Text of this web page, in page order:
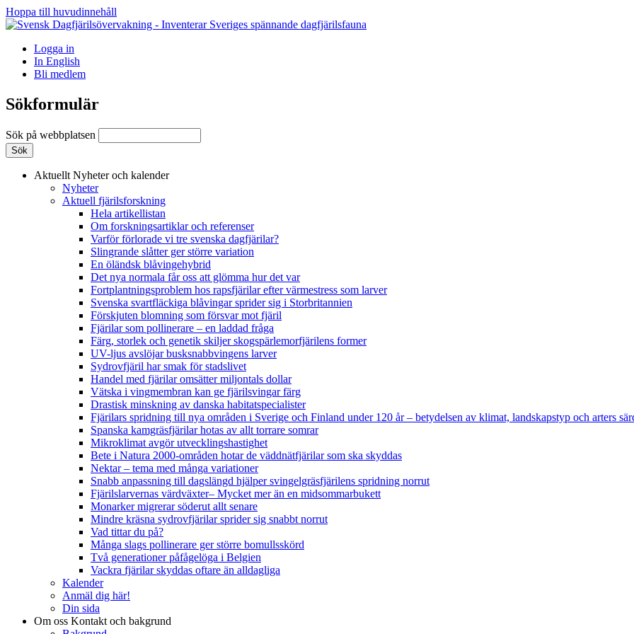
Hoppa till huvudinnehåll
Logga in
In English
Bli medlem
Sökformulär
Sök på webbplatsen
Aktuellt Nyheter och kalender
Nyheter
Aktuell fjärilsforskning
Hela artikellistan
Om forskningsartiklar och referenser
Varför förlorade vi tre svenska dagfjärilar?
Slingrande slåtter ger större variation
En öländsk blåvingehybrid
Det nya normala får oss att glömma hur det var
Fortplantningsproblem hos rapsfjärilar efter värmestress som larver
Svenska svartfläckiga blåvingar sprider sig i Storbritannien
Förskjuten blomning som försvar mot fjäril
Fjärilar som pollinerare – en laddad fråga
Färg, storlek och genetik skiljer skogspärlemorfjärilens former
UV-ljus avslöjar busksnabbvingens larver
Sydrovfjäril har smak för stadslivet
Handel med fjärilar omsätter miljontals dollar
Vätska i vingmembran kan ge fjärilsvingar färg
Drastisk minskning av danska habitatspecialister
Fjärilars spridning till nya områden i Sverige och Finland under 120 år– betydelsen av klimat, landskapstyp och arters
Spanska kamgräsfjärilar hotas av allt torrare somrar
Mikroklimat avgör utvecklingshastighet
Bete i Natura 2000-områden hotar de väddnätfjärilar som ska skyddas
Nektar – tema med många variationer
Snabb anpassning till dagslängd hjälper svingelgräsfjärilens spridning norrut
Fjärilslarvernas värdväxter– Mycket mer än en midsommarbukett
Monarker migrerar söderut allt senare
Mindre kräsna sydrovfjärilar sprider sig snabbt norrut
Vad tittar du på?
Många slags pollinerare ger större bomullsskörd
Två generationer påfågelöga i Belgien
Vackra fjärilar skyddas oftare än alldagliga
Kalender
Anmäl dig här!
Din sida
Om oss Kontakt och bakgrund